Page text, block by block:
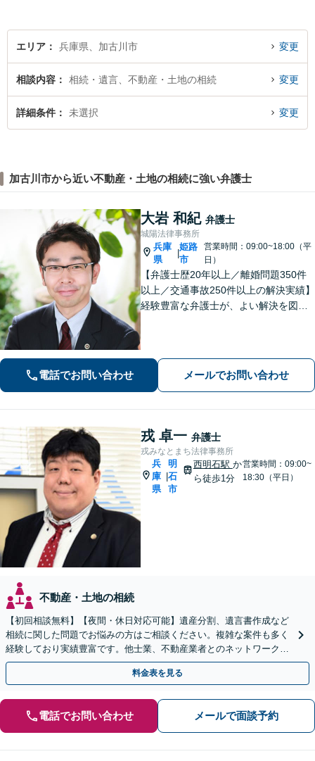
エリア 兵庫県、加古川市 変更
相談内容 相続・遺言、不動産・土地の相続 変更
詳細条件 未選択 変更
加古川市から近い不動産・土地の相続に強い弁護士
大岩 和紀 弁護士
城陽法律事務所
兵庫
県
|
姫路
市
営業時間：09:00~18:00（平
日）
【弁護士歴20年以上／離婚問題350件
以上／交通事故250件以上の解決実績】
経験豊富な弁護士が、よい解決を図り
事故／借金・債務整理のご相談もお任
電話でお問い合わせ メールでお問い合わせ
戎 卓一 弁護士
戎みなとまち法律事務所
兵
庫
県
明
石
市
西明石駅 か
ら徒歩1分
営業時間：09:00~
18:30（平日）
不動産・土地の相続
【初回相談無料】【夜間・休日対応可能】遺産分割、遺言書作成など
相続に関した問題でお悩みの方はご相談ください。複雑な案件も多く
経験しており実績豊富です。他士業、不動産業者とのネットワークが
あり、迅速解決が可能です。ぜひ一度ご相談ください。
料金表を見る
電話でお問い合わせ メールで面談予約